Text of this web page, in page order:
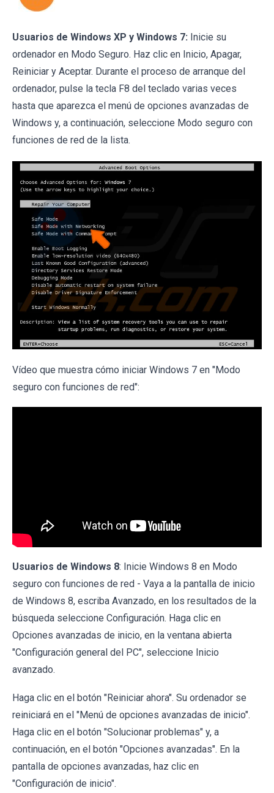
Usuarios de Windows XP y Windows 7: Inicie su
ordenador en Modo Seguro. Haz clic en Inicio, Apagar,
Reiniciar y Aceptar. Durante el proceso de arranque del
ordenador, pulse la tecla F8 del teclado varias veces
hasta que aparezca el menú de opciones avanzadas de
Windows y, a continuación, seleccione Modo seguro con
funciones de red de la lista.
Vídeo que muestra cómo iniciar Windows 7 en "Modo
seguro con funciones de red":
Usuarios de Windows 8: Inicie Windows 8 en Modo
seguro con funciones de red - Vaya a la pantalla de inicio
de Windows 8, escriba Avanzado, en los resultados de la
búsqueda seleccione Configuración. Haga clic en
Opciones avanzadas de inicio, en la ventana abierta
"Configuración general del PC", seleccione Inicio
avanzado.
Haga clic en el botón "Reiniciar ahora". Su ordenador se
reiniciará en el "Menú de opciones avanzadas de inicio".
Haga clic en el botón "Solucionar problemas" y, a
continuación, en el botón "Opciones avanzadas". En la
pantalla de opciones avanzadas, haz clic en
"Configuración de inicio".